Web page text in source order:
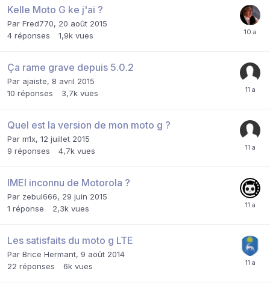
Kelle Moto G ke j'ai ?
Par Fred770, 20 août 2015
4 réponses 1,9k vues
Ça rame grave depuis 5.0.2
Par ajaiste, 8 avril 2015
10 réponses 3,7k vues
Quel est la version de mon moto g ?
Par m1x, 12 juillet 2015
9 réponses 4,7k vues
IMEI inconnu de Motorola ?
Par zebul666, 29 juin 2015
1 réponse 2,3k vues
Les satisfaits du moto g LTE
Par Brice Hermant, 9 août 2014
22 réponses 6k vues